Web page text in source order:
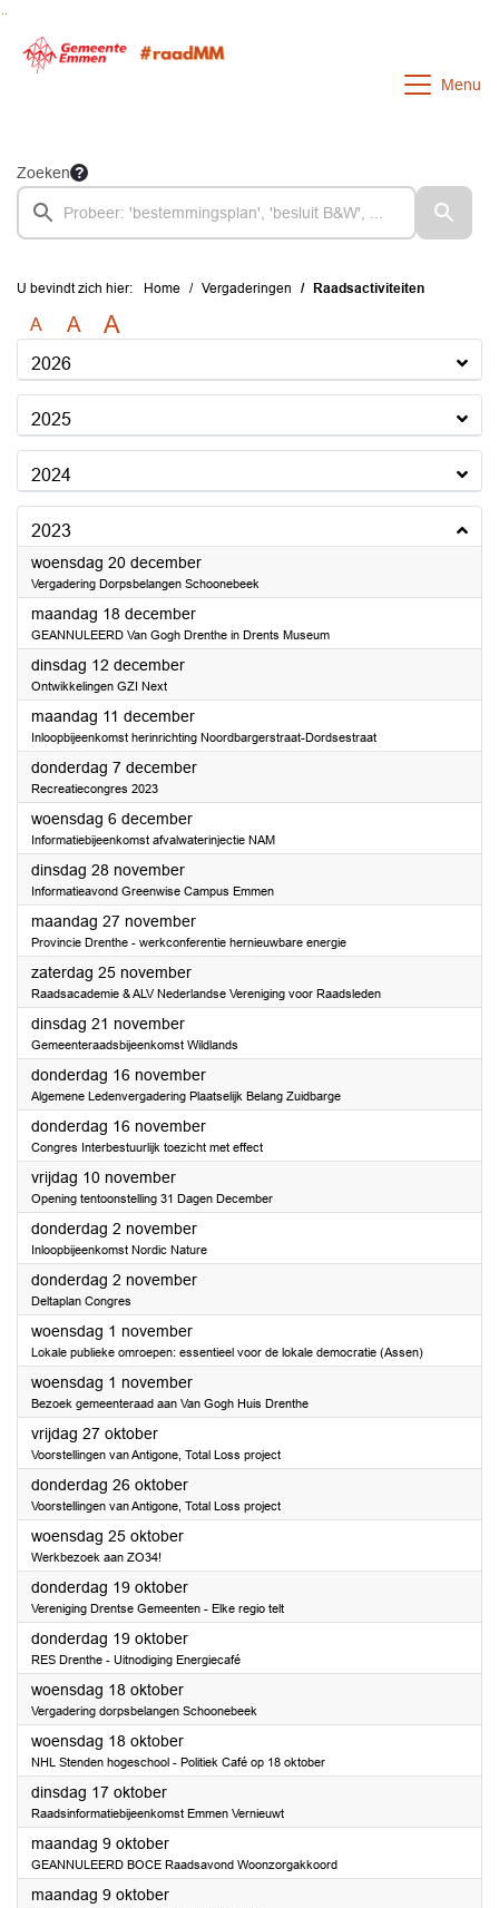
Menu
Zoeken
U bevindt zich hier: Home Vergaderingen Raadsactiviteiten
A A A
2026
2025
2024
2023
woensdag 20 december2023
Vergadering Dorpsbelangen Schoonebeek
maandag 18 december2023
GEANNULEERD Van Gogh Drenthe in Drents Museum
dinsdag 12 december2023
Ontwikkelingen GZI Next
maandag 11 december2023
Inloopbijeenkomst herinrichting Noordbargerstraat-Dordsestraat
donderdag 7 december2023
Recreatiecongres 2023
woensdag 6 december2023
Informatiebijeenkomst afvalwaterinjectie NAM
dinsdag 28 november2023
Informatieavond Greenwise Campus Emmen
maandag 27 november2023
Provincie Drenthe - werkconferentie hernieuwbare energie
zaterdag 25 november2023
Raadsacademie & ALV Nederlandse Vereniging voor Raadsleden
dinsdag 21 november2023
Gemeenteraadsbijeenkomst Wildlands
donderdag 16 november2023
Algemene Ledenvergadering Plaatselijk Belang Zuidbarge
donderdag 16 november2023
Congres Interbestuurlijk toezicht met effect
vrijdag 10 november2023
Opening tentoonstelling 31 Dagen December
donderdag 2 november2023
Inloopbijeenkomst Nordic Nature
donderdag 2 november2023
Deltaplan Congres
woensdag 1 november2023
Lokale publieke omroepen: essentieel voor de lokale democratie (Assen)
woensdag 1 november2023
Bezoek gemeenteraad aan Van Gogh Huis Drenthe
vrijdag 27 oktober2023
Voorstellingen van Antigone, Total Loss project
donderdag 26 oktober2023
Voorstellingen van Antigone, Total Loss project
woensdag 25 oktober2023
Werkbezoek aan ZO34!
donderdag 19 oktober2023
Vereniging Drentse Gemeenten - Elke regio telt
donderdag 19 oktober2023
RES Drenthe - Uitnodiging Energiecafé
woensdag 18 oktober2023
Vergadering dorpsbelangen Schoonebeek
woensdag 18 oktober2023
NHL Stenden hogeschool - Politiek Café op 18 oktober
dinsdag 17 oktober2023
Raadsinformatiebijeenkomst Emmen Vernieuwt
maandag 9 oktober2023
GEANNULEERD BOCE Raadsavond Woonzorgakkoord
maandag 9 oktober2023